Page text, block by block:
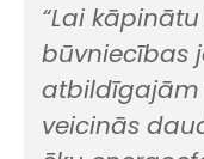
“Lai
būvniecības
atbildīgajām
veicinās